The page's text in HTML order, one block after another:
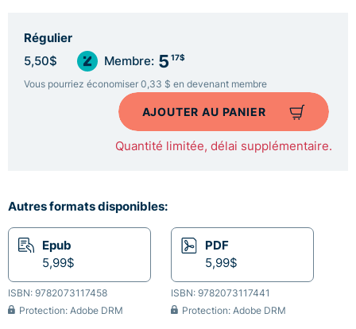
Régulier
5,50$ Membre: 5 17$
Vous pourriez économiser 0,33 $ en devenant membre
AJOUTER AU PANIER
Quantité limitée, délai supplémentaire.
Autres formats disponibles:
Epub
5,99$
ISBN: 9782073117458
Protection: Adobe DRM
PDF
5,99$
ISBN: 9782073117441
Protection: Adobe DRM